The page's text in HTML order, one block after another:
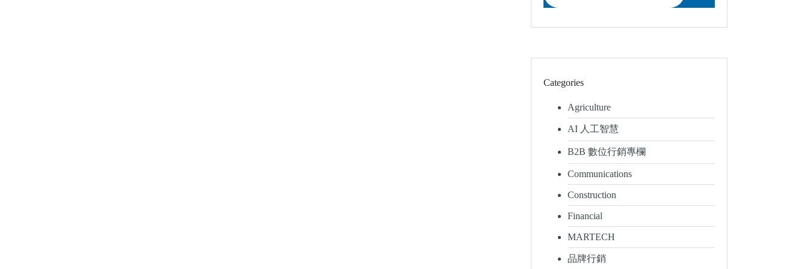
Categories
Agriculture
AI 人工智慧
B2B 數位行銷專欄
Communications
Construction
Financial
MARTECH
品牌行銷